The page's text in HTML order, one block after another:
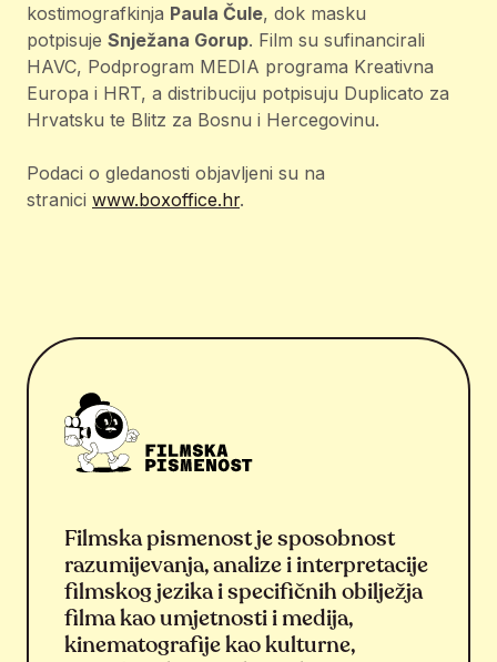
kostimografkinja Paula Čule, dok masku
potpisuje Snježana Gorup. Film su sufinancirali
HAVC, Podprogram MEDIA programa Kreativna
Europa i HRT, a distribuciju potpisuju Duplicato za
Hrvatsku te Blitz za Bosnu i Hercegovinu.
Podaci o gledanosti objavljeni su na
stranici www.boxoffice.hr.
Filmska pismenost je sposobnost
razumijevanja, analize i interpretacije
filmskog jezika i specifičnih obilježja
filma kao umjetnosti i medija,
kinematografije kao kulturne,